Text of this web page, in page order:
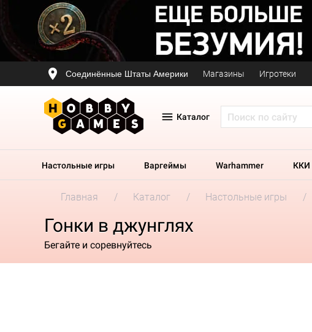
Соединённые Штаты Америки Магазины Игротеки
Каталог
Настольные игры Варгеймы Warhammer ККИ
Главная Каталог Настольные игры
Гонки в джунглях
Бегайте и соревнуйтесь